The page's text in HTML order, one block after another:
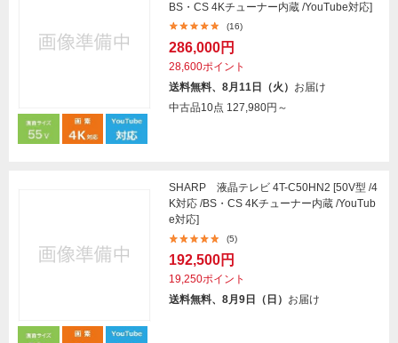
BS・CS 4Kチューナー内蔵 /YouTube対応]
(16)
286,000円
28,600ポイント
送料無料、8月11日（火） お届け
中古品10点 127,980円～
SHARP 液晶テレビ 4T-C50HN2 [50V型 /4
K対応 /BS・CS 4Kチューナー内蔵 /YouTub
e対応]
(5)
192,500円
19,250ポイント
送料無料、8月9日（日） お届け